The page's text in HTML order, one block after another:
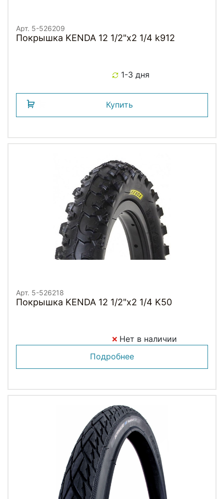
Арт. 5-526209
Покрышка KENDA 12 1/2"х2 1/4 k912
1-3 дня
Купить
Арт. 5-526218
Покрышка KENDA 12 1/2"х2 1/4 K50
Нет в наличии
Подробнее